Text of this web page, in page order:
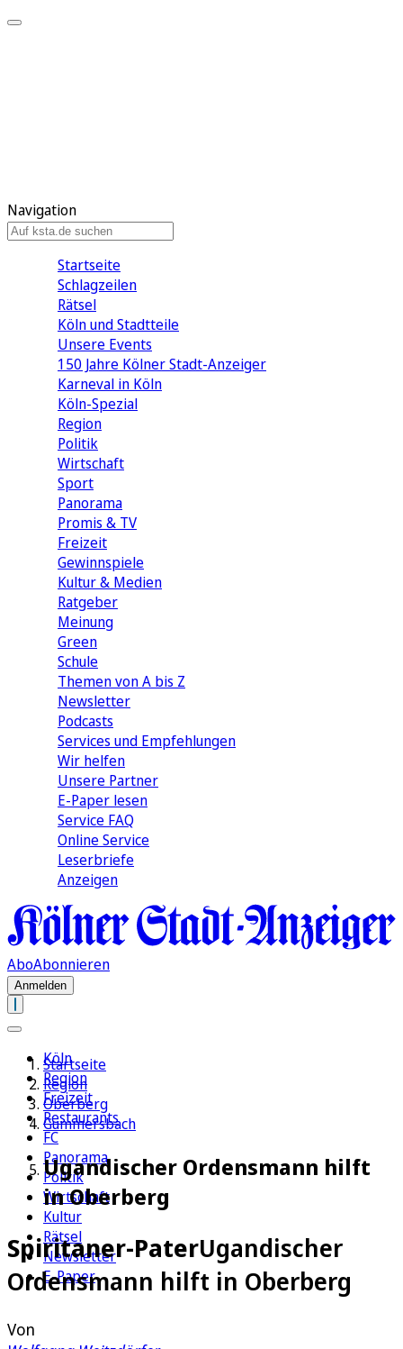
Navigation
Startseite
Schlagzeilen
Rätsel
Köln und Stadtteile
Unsere Events
150 Jahre Kölner Stadt-Anzeiger
Karneval in Köln
Köln-Spezial
Region
Politik
Wirtschaft
Sport
Panorama
Promis & TV
Freizeit
Gewinnspiele
Kultur & Medien
Ratgeber
Meinung
Green
Schule
Themen von A bis Z
Newsletter
Podcasts
Services und Empfehlungen
Wir helfen
Unsere Partner
E-Paper lesen
Service FAQ
Online Service
Leserbriefe
Anzeigen
AboAbonnieren
Anmelden
Köln
Region
Freizeit
Restaurants
FC
Panorama
Politik
Wirtschaft
Kultur
Rätsel
Newsletter
E-Paper
Startseite
Region
Oberberg
Gummersbach
Ugandischer Ordensmann hilft
in Oberberg
Spiritaner-PaterUgandischer
Ordensmann hilft in Oberberg
Von